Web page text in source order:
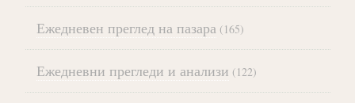
Ежедневен преглед на пазара (165)
Ежедневни прегледи и анализи (122)